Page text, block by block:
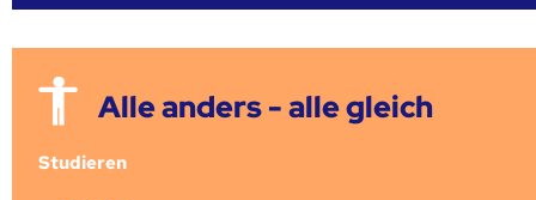
Alle anders - alle gleich
Studieren